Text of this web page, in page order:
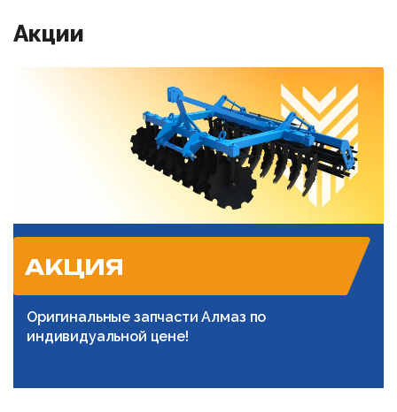
Акции
АКЦИЯ
Оригинальные запчасти Алмаз по
индивидуальной цене!